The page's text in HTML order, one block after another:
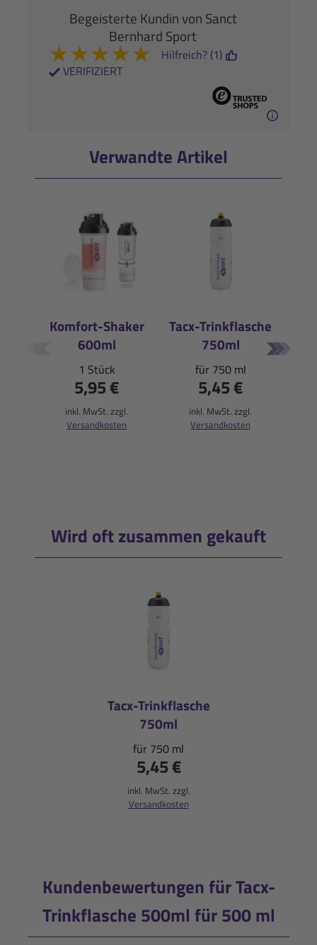
Begeisterte Kundin von Sanct
Bernhard Sport
★★★★★
VERIFIZIERT
Hilfreich? (1)
Verwandte Artikel
Komfort-Shaker
600ml
1 Stück
5,95 €
inkl. MwSt. zzgl.
Versandkosten
Tacx-Trinkflasche
750ml
für 750 ml
5,45 €
inkl. MwSt. zzgl.
Versandkosten
Wird oft zusammen gekauft
Tacx-Trinkflasche
750ml
für 750 ml
5,45 €
inkl. MwSt. zzgl.
Versandkosten
Kundenbewertungen für Tacx-
Trinkflasche 500ml für 500 ml